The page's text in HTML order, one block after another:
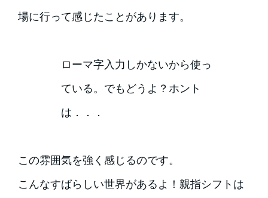
場に行って感じたことがあります。
ローマ字入力しかないから使っ
ている。でもどうよ？ホント
は．．．
この雰囲気を強く感じるのです。
こんなすばらしい世界があるよ！親指シフトは